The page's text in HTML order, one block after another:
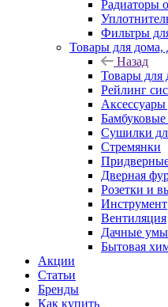
Радиаторы
Фильтры
Товары для дома,
Назад
Товары для
Рейлинг
Бамбуковые
Сушилки
Стремянки
Дверная
Розетки и
Инструмент
Вентиляция
Дачные
Бытовая
Акции
Статьи
Бренды
Как купить